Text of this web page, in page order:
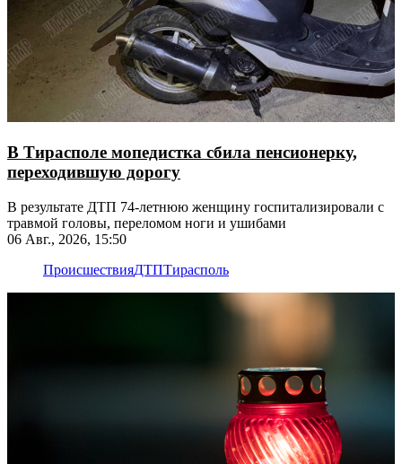
В Тирасполе мопедистка сбила пенсионерку,
переходившую дорогу
В результате ДТП 74-летнюю женщину госпитализировали с
травмой головы, переломом ноги и ушибами
06 Авг., 2026, 15:50
ПроисшествияДТПТирасполь